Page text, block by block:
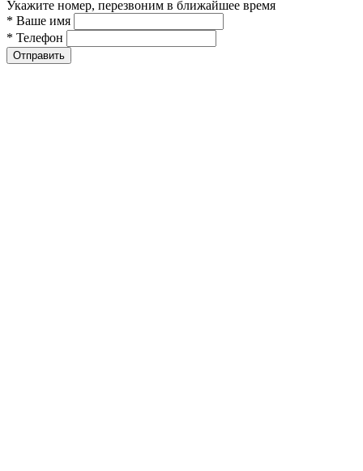
Укажите номер, перезвоним в ближайшее время
* Ваше имя
* Телефон
Отправить